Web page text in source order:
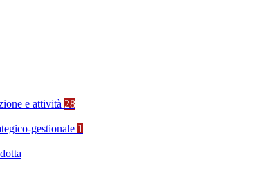
e attività 28
gestionale 1